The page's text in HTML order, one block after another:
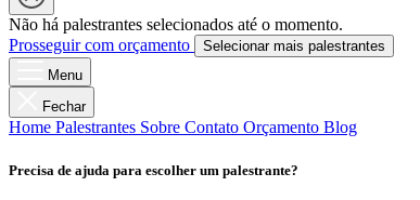
Não há palestrantes selecionados até o momento.
Prosseguir com orçamento
Selecionar mais palestrantes
Menu
Fechar
Home Palestrantes Sobre Contato Orçamento Blog
Precisa de ajuda para escolher um palestrante?